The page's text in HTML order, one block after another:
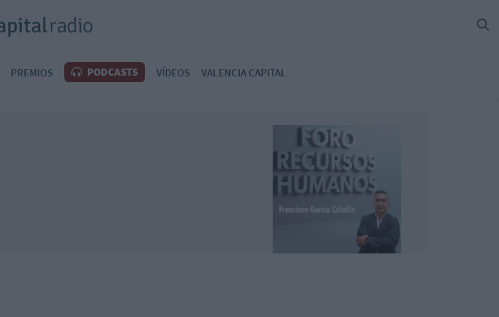
PREMIOS PODCASTS VÍDEOS VALENCIA CAPITAL